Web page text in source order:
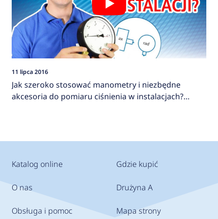
11 lipca 2016
Jak szeroko stosować manometry i niezbędne
akcesoria do pomiaru ciśnienia w instalacjach?
Katalog online
O nas
Obsługa i pomoc
Gdzie kupić
Drużyna A
Mapa strony